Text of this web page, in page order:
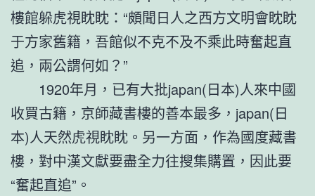
樓館躲虎視眈眈：“頗聞日人之西方文明會眈眈
于方家舊籍，吾館似不克不及不乘此時奮起直
追，兩公謂何如？”
1920年月，已有大批japan(日本)人來中國
收買古籍，京師藏書樓的善本最多，japan(日
本)人天然虎視眈眈。另一方面，作為國度藏書
樓，對中漢文獻要盡全力往搜集購置，因此要
“奮起直追”。